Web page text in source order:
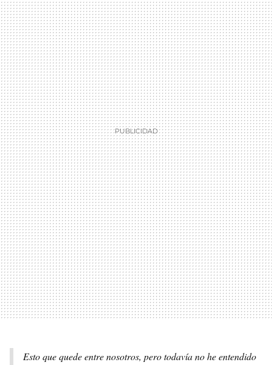
Esto que quede entre nosotros, pero todavía no he entendido